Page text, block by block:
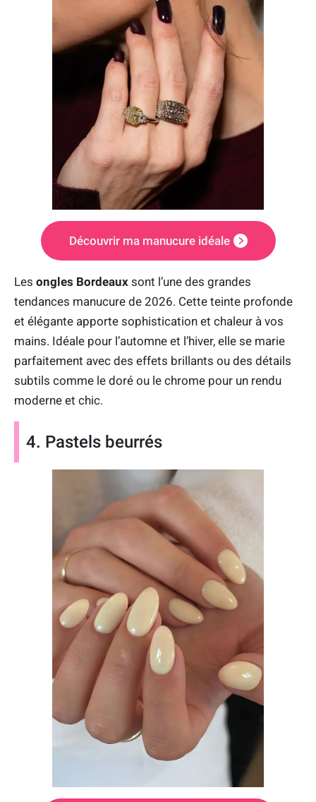
Découvrir ma manucure idéale
Les ongles Bordeaux sont l’une des grandes
tendances manucure de 2026. Cette teinte profonde
et élégante apporte sophistication et chaleur à vos
mains. Idéale pour l’automne et l’hiver, elle se marie
parfaitement avec des effets brillants ou des détails
subtils comme le doré ou le chrome pour un rendu
moderne et chic.
4. Pastels beurrés